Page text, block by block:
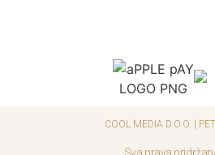
COOL MEDIA D.O.O. |